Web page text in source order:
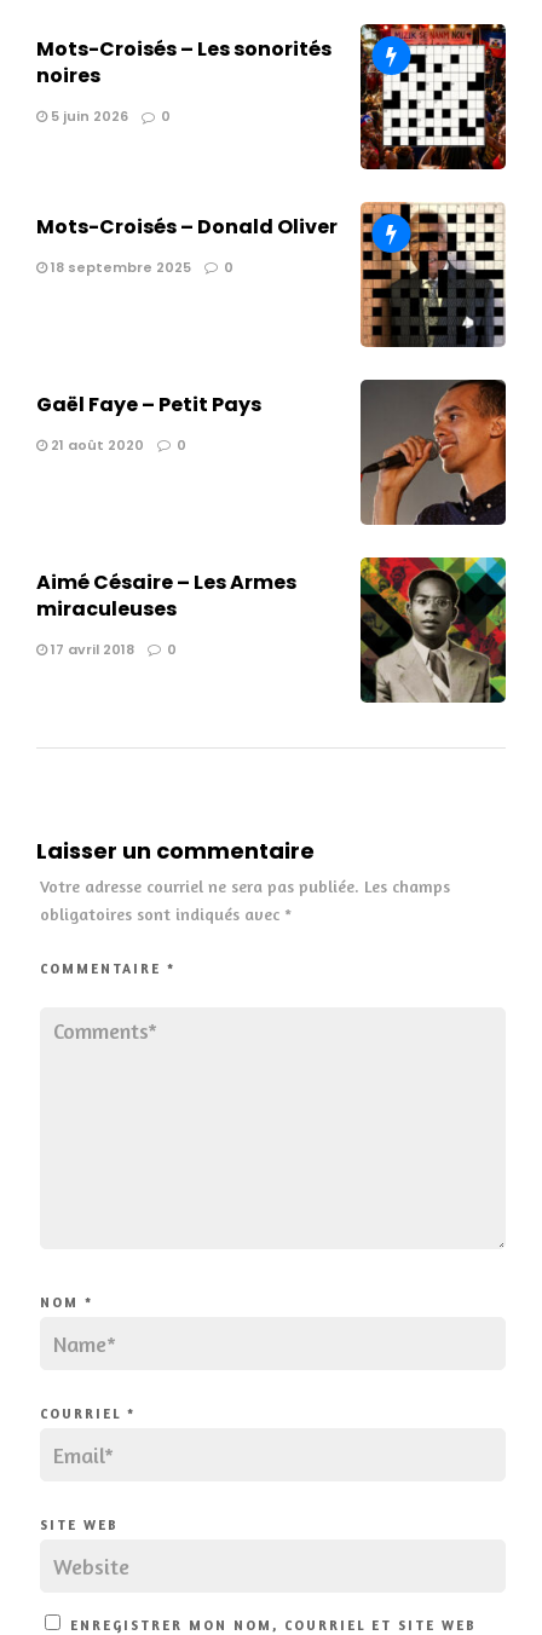
Mots-Croisés – Les sonorités
noires
5 juin 2026 0
Mots-Croisés – Donald Oliver
18 septembre 2025 0
Gaël Faye – Petit Pays
21 août 2020 0
Aimé Césaire – Les Armes
miraculeuses
17 avril 2018 0
Laisser un commentaire
Votre adresse courriel ne sera pas publiée. Les champs
obligatoires sont indiqués avec *
COMMENTAIRE *
NOM *
COURRIEL *
SITE WEB
ENREGISTRER MON NOM, COURRIEL ET SITE WEB